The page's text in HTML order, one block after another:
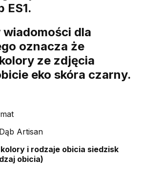
ES1.
wiadomości dla
oznacza że
ze zdjęcia
eko skóra czarny.
Artisan
i rodzaje obicia siedzisk
obicia)